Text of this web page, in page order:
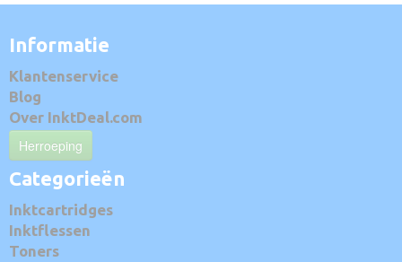
Informatie
Klantenservice
Blog
Over InktDeal.com
Herroeping
Categorieën
Inktcartridges
Inktflessen
Toners